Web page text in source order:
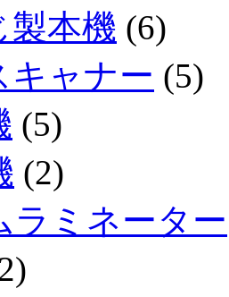
製本機 (6)
キャナー (5)
(5)
(2)
ラミネーター